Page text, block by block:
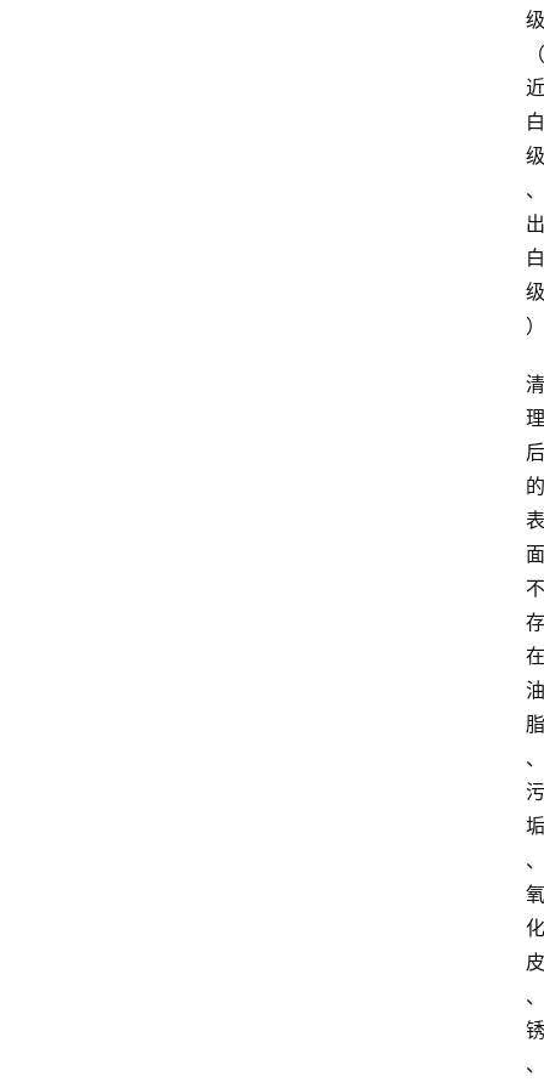
级
（
近
白
级
、
出
白
级
）
清
理
后
的
表
面
不
存
在
油
脂
、
污
垢
、
氧
化
皮
、
锈
、